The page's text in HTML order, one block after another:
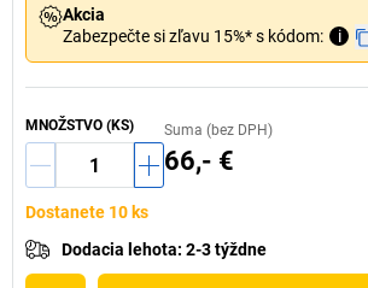
Akcia
Zabezpečte si zľavu 15%* s kódom:
i
MNOŽSTVO (KS) Suma (bez DPH)
66,- €
Dostanete 10 ks
Dodacia lehota: 2-3 týždne